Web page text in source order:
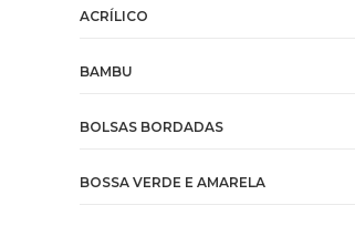
ACRÍLICO
BAMBU
BOLSAS BORDADAS
BOSSA VERDE E AMARELA